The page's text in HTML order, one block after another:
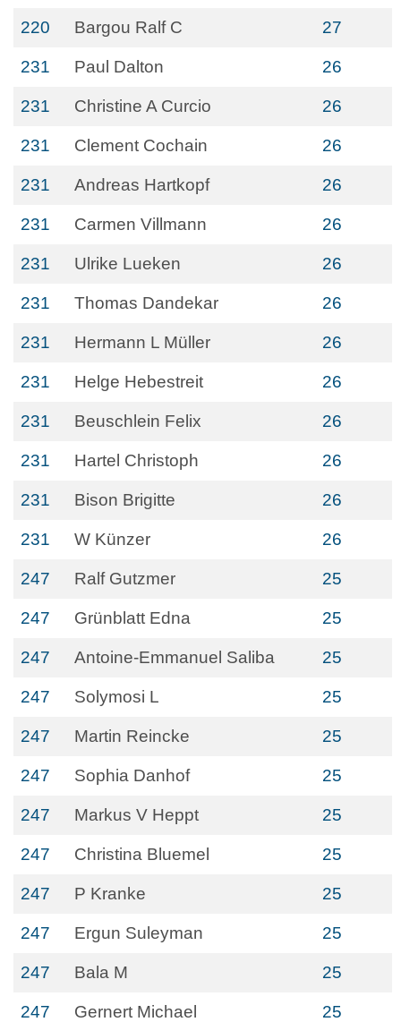
220 Bargou Ralf C 27
231 Paul Dalton 26
231 Christine A Curcio 26
231 Clement Cochain 26
231 Andreas Hartkopf 26
231 Carmen Villmann 26
231 Ulrike Lueken 26
231 Thomas Dandekar 26
231 Hermann L Müller 26
231 Helge Hebestreit 26
231 Beuschlein Felix 26
231 Hartel Christoph 26
231 Bison Brigitte 26
231 W Künzer 26
247 Ralf Gutzmer 25
247 Grünblatt Edna 25
247 Antoine-Emmanuel Saliba 25
247 Solymosi L 25
247 Martin Reincke 25
247 Sophia Danhof 25
247 Markus V Heppt 25
247 Christina Bluemel 25
247 P Kranke 25
247 Ergun Suleyman 25
247 Bala M 25
247 Gernert Michael 25